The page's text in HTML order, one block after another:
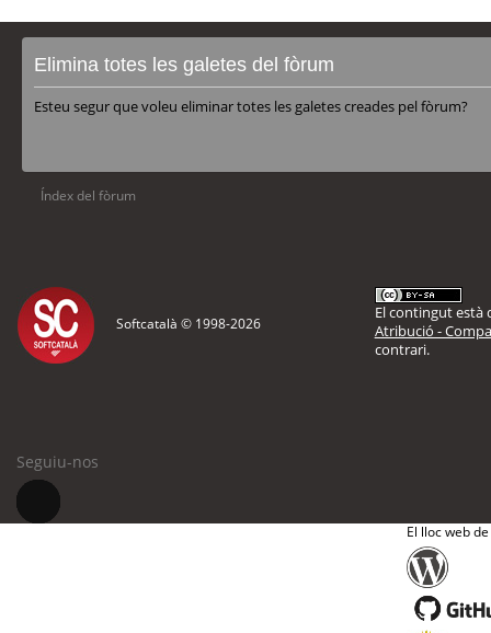
Elimina totes les galetes del fòrum
Esteu segur que voleu eliminar totes les galetes creades pel fòrum?
Índex del fòrum
Softcatalà © 1998-2026
El contingut està
Atribució -
contrari.
Seguiu-nos
El lloc web